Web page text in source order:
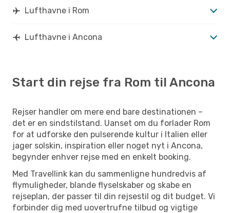
Lufthavne i Rom
Lufthavne i Ancona
Start din rejse fra Rom til Ancona
Rejser handler om mere end bare destinationen –
det er en sindstilstand. Uanset om du forlader Rom
for at udforske den pulserende kultur i Italien eller
jager solskin, inspiration eller noget nyt i Ancona,
begynder enhver rejse med en enkelt booking.
Med Travellink kan du sammenligne hundredvis af
flymuligheder, blande flyselskaber og skabe en
rejseplan, der passer til din rejsestil og dit budget. Vi
forbinder dig med uovertrufne tilbud og vigtige